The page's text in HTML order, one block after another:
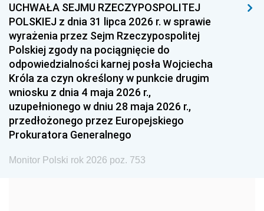
1996 1995 1994
1993 1992 1991
1990 1989
1987 1986 1985
1984 1983
1981 1980 1979
1978 1977
1975 1974
UCHWAŁA SEJMU RZECZYPOSPOLITEJ
POLSKIEJ z dnia 31 lipca 2026 r. w sprawie
wyrażenia przez Sejm Rzeczypospolitej
Polskiej zgody na pociągnięcie do
odpowiedzialności karnej posła Wojciecha
Króla za czyn określony w punkcie drugim
wniosku z dnia 4 maja 2026 r.,
uzupełnionego w dniu 28 maja 2026 r.,
przedłożonego przez Europejskiego
Prokuratora Generalnego
Monitor Polski rok 2026 poz. 753